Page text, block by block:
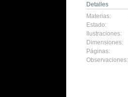
Detalles
Materias:
Estado:
Ilustraciones:
Dimensiones:
Páginas:
Observaciones: